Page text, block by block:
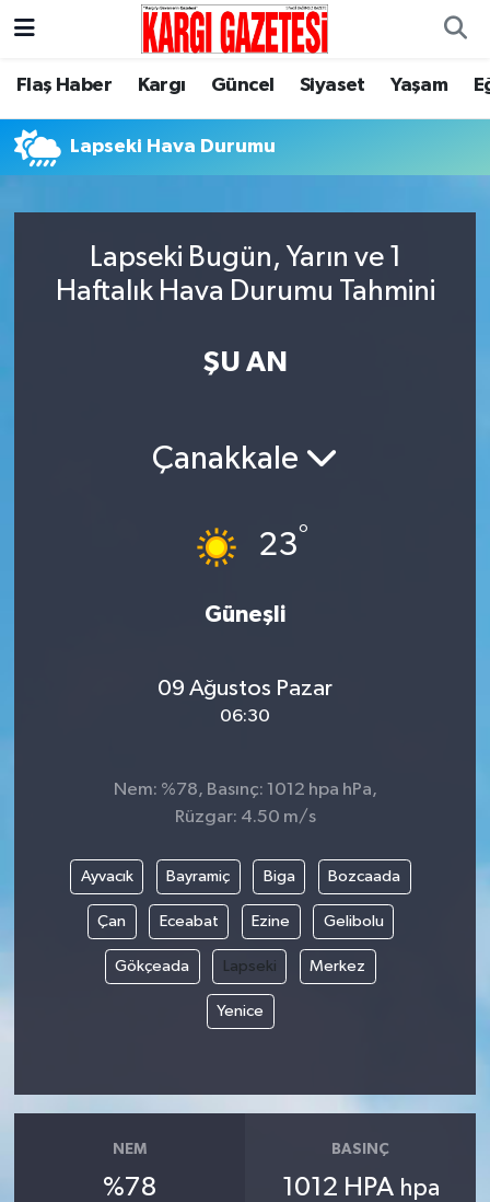
Flaş Haber Kargı Güncel Siyaset Yaşam
Lapseki Hava Durumu
Lapseki Bugün, Yarın ve 1
Haftalık Hava Durumu Tahmini
ŞU AN
Çanakkale
23°
Güneşli
09 Ağustos Pazar
06:30
Nem: %78, Basınç: 1012 hpa hPa,
Rüzgar: 4.50 m/s
Ayvacık Bayramiç Biga Bozcaada
Çan Eceabat Ezine Gelibolu
Gökçeada Lapseki Merkez
Yenice
NEM
%78
BASINÇ
1012 HPA hpa
Flaş Haber
Kargı
Siyaset
Yaşam
Nöbetçi Eczaneler
Hava Durumu
Trafik Durumu
Süper Lig Puan Durumu ve Fikstür
Haber Arşivi